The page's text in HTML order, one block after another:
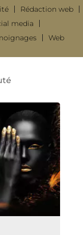
Rédaction web
media
Web